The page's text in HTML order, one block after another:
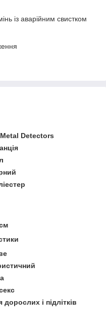
із аварійним свистком
Detectors
дорослих і підлітків